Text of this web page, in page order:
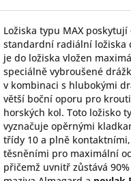
Ložiska typu MAX
standardní radiální ložiska
je do ložiska vložen
speciálně vybroušené
v kombinaci s hlubokými
větší boční oporu pro
horských kol. Toto ložisko
vyznačuje opěrnými
třídy 10 a plně
těsněními pro maximální
přičemž uvnitř zůstává